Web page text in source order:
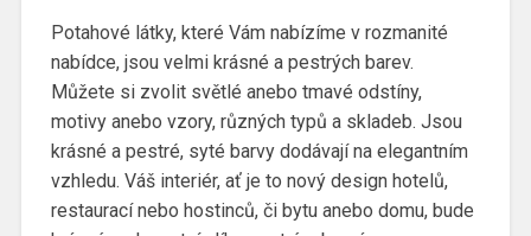
Potahové látky, které Vám nabízíme v rozmanité
nabídce, jsou velmi krásné a pestrých barev.
Můžete si zvolit světlé anebo tmavé odstíny,
motivy anebo vzory, různých typů a skladeb. Jsou
krásné a pestré, syté barvy dodávají na elegantním
vzhledu. Váš interiér, ať je to nový design hotelů,
restaurací nebo hostinců, či bytu anebo domu, bude